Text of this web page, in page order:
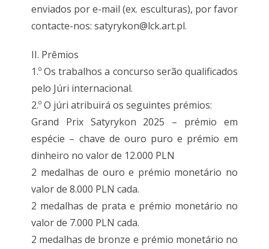
enviados por e-mail (ex. esculturas), por favor
contacte-nos: satyrykon@lck.art.pl.
II. Prêmios
1.º Os trabalhos a concurso serão qualificados
pelo Júri internacional.
2.º O júri atribuirá os seguintes prémios:
Grand Prix Satyrykon 2025 – prémio em
espécie – chave de ouro puro e prémio em
dinheiro no valor de 12.000 PLN
2 medalhas de ouro e prémio monetário no
valor de 8.000 PLN cada.
2 medalhas de prata e prémio monetário no
valor de 7.000 PLN cada.
2 medalhas de bronze e prémio monetário no